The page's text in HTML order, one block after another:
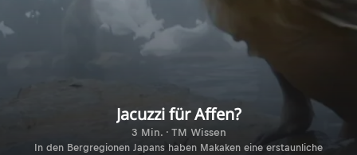
Jacuzzi für Affen?
3 Min. · TM Wissen
In den Bergregionen Japans haben Makaken eine erstaunliche